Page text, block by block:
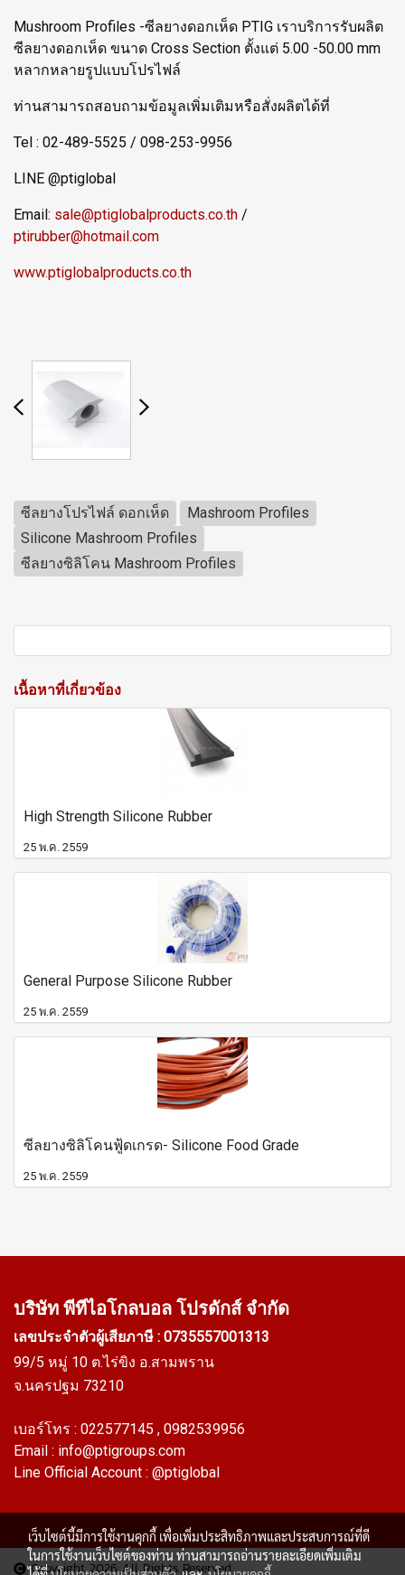
Mushroom Profiles -ซีลยางดอกเห็ด PTIG เราบริการรับผลิต
ซีลยางดอกเห็ด ขนาด Cross Section ตั้งแต่ 5.00 -50.00 mm
หลากหลายรูปแบบโปรไฟล์
ท่านสามารถสอบถามข้อมูลเพิ่มเติมหรือสั่งผลิตได้ที่
Tel : 02-489-5525 / 098-253-9956
LINE @ptiglobal
Email: sale@ptiglobalproducts.co.th /
ptirubber@hotmail.com
www.ptiglobalproducts.co.th
ซีลยางโปรไฟล์ ดอกเห็ด
Mashroom Profiles
Silicone Mashroom Profiles
ซีลยางซิลิโคน Mashroom Profiles
เนื้อหาที่เกี่ยวข้อง
High Strength Silicone Rubber
25 พ.ค. 2559
General Purpose Silicone Rubber
25 พ.ค. 2559
ซีลยางซิลิโคนฟู้ดเกรด- Silicone Food Grade
25 พ.ค. 2559
บริษัท พีทีไอโกลบอล โปรดักส์ จำกัด
เลขประจำตัวผู้เสียภาษี : 0735557001313
99/5 หมู่ 10 ต.ไร่ขิง อ.สามพราน
จ.นครปฐม 73210
เบอร์โทร : 022577145 , 0982539956
Email : info@ptigroups.com
Line Official Account : @ptiglobal
Copyright 2026 All Rights Reserved
เว็บไซต์นี้มีการใช้งานคุกกี้ เพื่อเพิ่มประสิทธิภาพและประสบการณ์ที่ดี
ในการใช้งานเว็บไซต์ของท่าน ท่านสามารถอ่านรายละเอียดเพิ่มเติม